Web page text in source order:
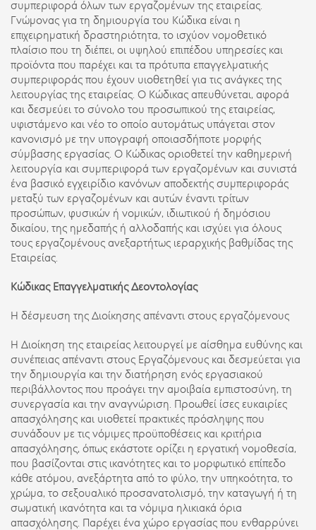
συμπεριφορά όλων των εργαζομένων της εταιρείας.
Γνώμονας για τη δημιουργία του Κώδικα είναι η
επιχειρηματική δραστηριότητα, το ισχύον νομοθετικό
πλαίσιο που τη διέπει, οι υψηλού επιπέδου υπηρεσίες και
προϊόντα που παρέχει και τα πρότυπα επαγγελματικής
συμπεριφοράς που έχουν υιοθετηθεί για τις ανάγκες της
λειτουργίας της εταιρείας. Ο Κώδικας απευθύνεται, αφορά
και δεσμεύει το σύνολο του προσωπικού της εταιρείας,
υφιστάμενο και νέο το οποίο αυτομάτως υπάγεται στον
κανονισμό με την υπογραφή οποιασδήποτε μορφής
σύμβασης εργασίας. Ο Κώδικας οριοθετεί την καθημερινή
λειτουργία και συμπεριφορά των εργαζομένων και συνιστά
ένα βασικό εγχειρίδιο κανόνων αποδεκτής συμπεριφοράς
μεταξύ των εργαζομένων και αυτών έναντι τρίτων
προσώπων, φυσικών ή νομικών, ιδιωτικού ή δημόσιου
δικαίου, της ημεδαπής ή αλλοδαπής και ισχύει για όλους
τους εργαζομένους ανεξαρτήτως ιεραρχικής βαθμίδας της
Εταιρείας.
Κώδικας Επαγγελματικής Δεοντολογίας
Η δέσμευση της Διοίκησης απέναντι στους εργαζόμενους
Η Διοίκηση της εταιρείας λειτουργεί με αίσθημα ευθύνης και
συνέπειας απέναντι στους Εργαζόμενους και δεσμεύεται για
την δημιουργία και την διατήρηση ενός εργασιακού
περιβάλλοντος που προάγει την αμοιβαία εμπιστοσύνη, τη
συνεργασία και την αναγνώριση. Προωθεί ίσες ευκαιρίες
απασχόλησης και υιοθετεί πρακτικές πρόσληψης που
συνάδουν με τις νόμιμες προϋποθέσεις και κριτήρια
απασχόλησης, όπως εκάστοτε ορίζει η εργατική νομοθεσία,
που βασίζονται στις ικανότητες και το μορφωτικό επίπεδο
κάθε ατόμου, ανεξάρτητα από το φύλο, την υπηκοότητα, το
χρώμα, το σεξουαλικό προσανατολισμό, την καταγωγή ή τη
σωματική ικανότητα και τα νόμιμα ηλικιακά όρια
απασχόλησης. Παρέχει ένα χώρο εργασίας που ενθαρρύνει